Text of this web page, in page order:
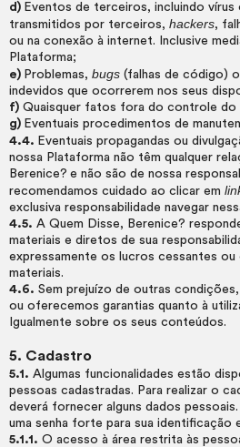
d) Eventos de terceiros, incluindo vírus
transmitidos por terceiros, hackers,
ou na conexão à internet. Inclusive
Plataforma;
e) Problemas, bugs (falhas de código)
indevidos que ocorrerem nos seus
f) Quaisquer fatos fora do controle do
g) Eventuais procedimentos de
4.4. Eventuais propagandas ou
nossa Plataforma não têm qualquer
Berenice? e não são de nossa
recomendamos cuidado ao clicar em
exclusiva responsabilidade navegar
4.5. A Quem Disse, Berenice?
materiais e diretos de sua
expressamente os lucros cessantes ou
materiais.
4.6. Sem prejuízo de outras
ou oferecemos garantias quanto à
Igualmente sobre os seus conteúdos.
5. Cadastro
5.1. Algumas funcionalidades estão
pessoas cadastradas. Para realizar o
deverá fornecer alguns dados
uma senha forte para sua identificação
5.1.1. O acesso à área restrita às